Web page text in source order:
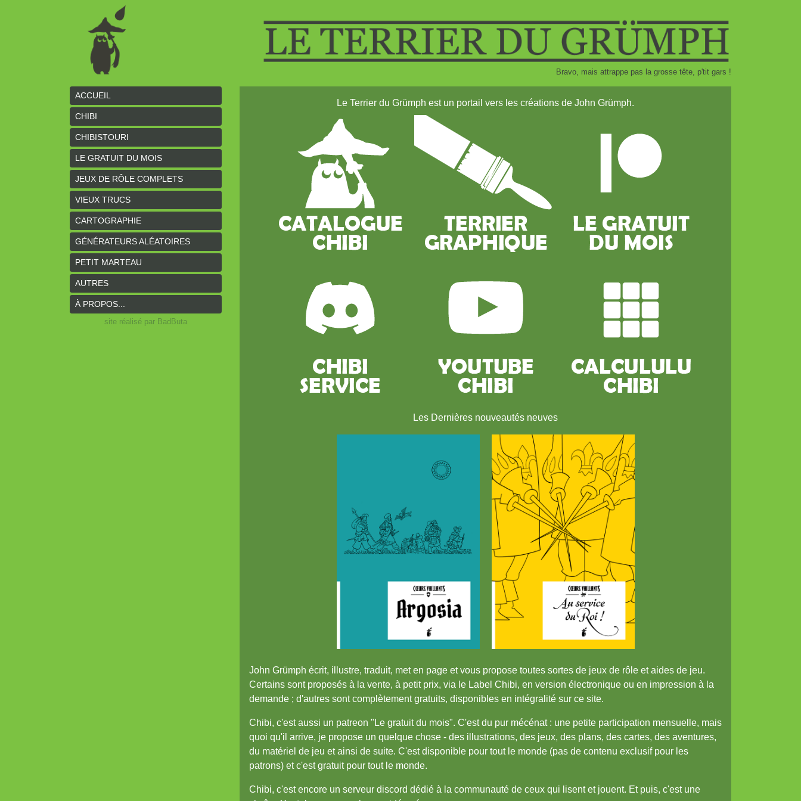
Bravo, mais attrappe pas la grosse tête, p'tit gars !
ACCUEIL
CHIBI
CHIBISTOURI
LE GRATUIT DU MOIS
JEUX DE RÔLE COMPLETS
VIEUX TRUCS
CARTOGRAPHIE
GÉNÉRATEURS ALÉATOIRES
PETIT MARTEAU
AUTRES
À PROPOS...
site réalisé par BadButa
Le Terrier du Grümph est un portail vers les créations de John Grümph.
Les Dernières nouveautés neuves
John Grümph écrit, illustre, traduit, met en page et vous propose toutes sortes de jeux de rôle et aides de jeu.
Certains sont proposés à la vente, à petit prix, via le Label Chibi, en version électronique ou en impression à la
demande ; d'autres sont complètement gratuits, disponibles en intégralité sur ce site.
Chibi, c'est aussi un patreon "Le gratuit du mois". C'est du pur mécénat : une petite participation mensuelle, mais
quoi qu'il arrive, je propose un quelque chose - des illustrations, des jeux, des plans, des cartes, des aventures,
du matériel de jeu et ainsi de suite. C'est disponible pour tout le monde (pas de contenu exclusif pour les
patrons) et c'est gratuit pour tout le monde.
Chibi, c'est encore un serveur discord dédié à la communauté de ceux qui lisent et jouent. Et puis, c'est une